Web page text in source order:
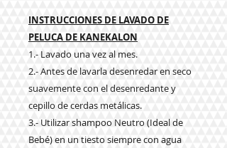
INSTRUCCIONES DE LAVADO DE
PELUCA DE KANEKALON
1.- Lavado una vez al mes.
2.- Antes de lavarla desenredar en seco
suavemente con el desenredante y
cepillo de cerdas metálicas.
3.- Utilizar shampoo Neutro (Ideal de
Bebé) en un tiesto siempre con agua